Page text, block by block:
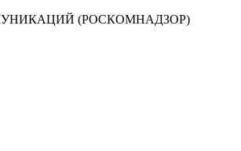
(РОСКОМНАДЗОР)